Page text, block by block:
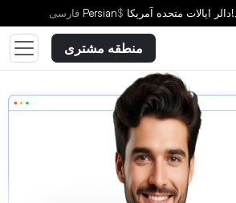
دالر ایالات متحده آمریکا $
Persian فارسى
منطقه مشتری